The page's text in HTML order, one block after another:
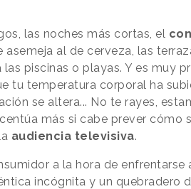
las noches más cortas, el
asemeja al de cerveza, las
piscinas o playas. Y es muy
tu temperatura corporal ha
se altera... No te rayes,
más si cabe prever cómo
audiencia televisiva.
a la hora de enfrentarse
incógnita y un quebradero